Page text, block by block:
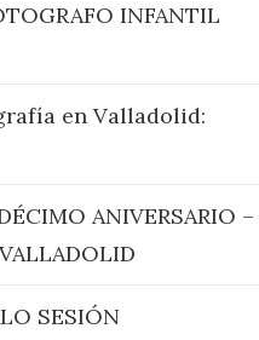
INFANTIL
en Valladolid:
ANIVERSARIO –
SESIÓN